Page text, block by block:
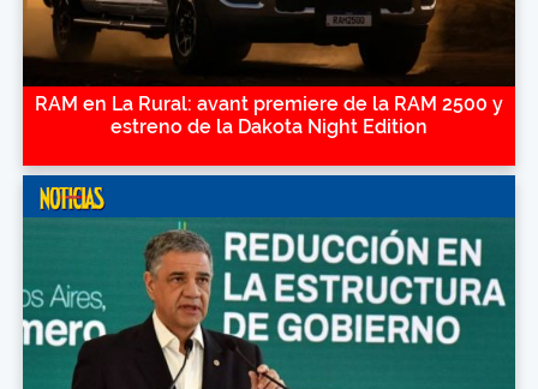
RAM en La Rural: avant premiere de la RAM 2500 y
estreno de la Dakota Night Edition